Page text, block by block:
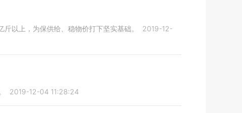
以上，为保供给、稳物价打下坚实基础。
2019-12-
2019-12-04 11:28:24